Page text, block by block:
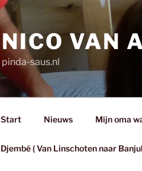
NICO VAN
pinda-saus.nl
Start Nieuws Mijn oma
Djembé ( Van Linschoten naar